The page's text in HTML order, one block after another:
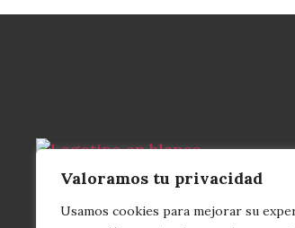
Valoramos tu privacidad
Usamos cookies para mejorar su